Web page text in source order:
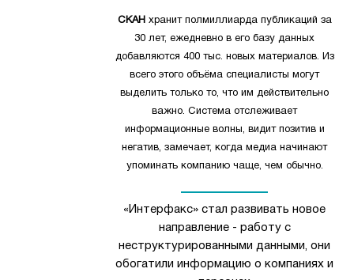
СКАН хранит полмиллиарда публикаций за
30 лет, ежедневно в его базу данных
добавляются 400 тыс. новых материалов. Из
всего этого объёма специалисты могут
выделить только то, что им действительно
важно. Система отслеживает
информационные волны, видит позитив и
негатив, замечает, когда медиа начинают
упоминать компанию чаще, чем обычно.
«Интерфакс» стал развивать новое
направление - работу с
неструктурированными данными, они
обогатили информацию о компаниях и